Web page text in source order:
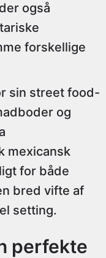
også
forskellige
sin street food-
og
mexicansk
for både
bred vifte af
setting.
perfekte